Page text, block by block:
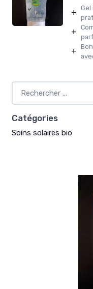
+
+
+
Catégories
Soins solaires bio